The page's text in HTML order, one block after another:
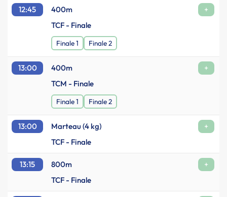
12:45 400m
+
TCF - Finale
Finale 1 Finale 2
13:00 400m
+
TCM - Finale
Finale 1 Finale 2
13:00 Marteau (4 kg)
+
TCF - Finale
13:15 800m
+
TCF - Finale